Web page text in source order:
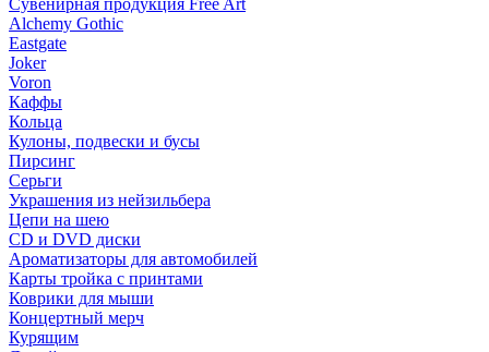
Сувенирная продукция Free Art
Alchemy Gothic
Eastgate
Joker
Voron
Каффы
Кольца
Кулоны, подвески и бусы
Пирсинг
Серьги
Украшения из нейзильбера
Цепи на шею
CD и DVD диски
Ароматизаторы для автомобилей
Карты тройка с принтами
Коврики для мыши
Концертный мерч
Курящим